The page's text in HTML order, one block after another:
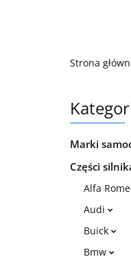
Strona
Marki
Części
Alfa
Audi
Buick
Bmw